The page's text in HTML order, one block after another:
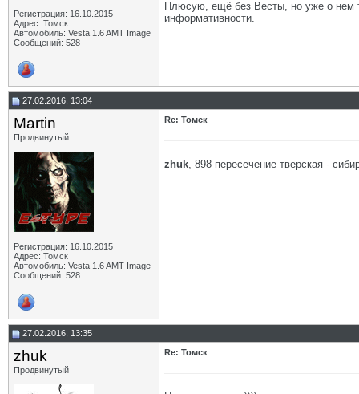
Регистрация: 16.10.2015
Адрес: Томск
Автомобиль: Vesta 1.6 AMT Image
Сообщений: 528
Плюсую, ещё без Весты, но уже о нем
информативности.
27.02.2016, 13:04
Martin
Продвинутый
Регистрация: 16.10.2015
Адрес: Томск
Автомобиль: Vesta 1.6 AMT Image
Сообщений: 528
Re: Томск
zhuk, 898 пересечение тверская -
27.02.2016, 13:35
zhuk
Продвинутый
Re: Томск